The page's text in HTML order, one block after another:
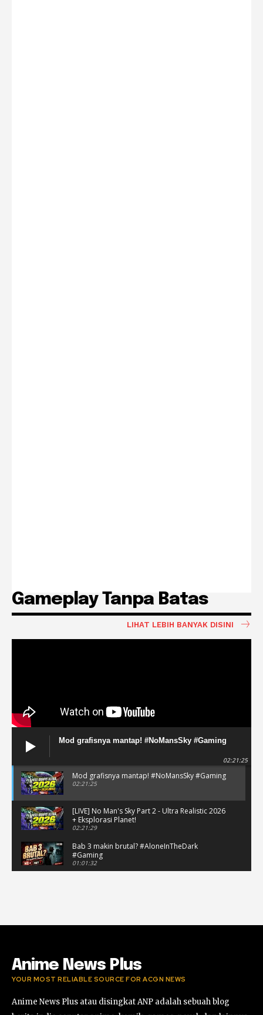
Gameplay Tanpa Batas
LIHAT LEBIH BANYAK DISINI
Mod grafisnya mantap! #NoMansSky #Gaming
02:21:25
Mod grafisnya mantap! #NoMansSky #Gaming
02:21:25
[LIVE] No Man's Sky Part 2 - Ultra Realistic 2026
+ Eksplorasi Planet!
02:21:29
Bab 3 makin brutal? #AloneInTheDark
#Gaming
01:01:32
Edwar, Ceritanya Bakal Beda?
Anime News Plus
YOUR MOST RELIABLE SOURCE FOR ACGN NEWS
Anime News Plus atau disingkat ANP adalah sebuah blog